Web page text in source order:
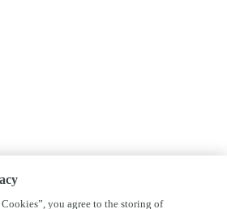
you agree to the storing of